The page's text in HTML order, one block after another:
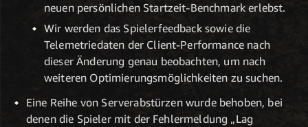
neuen persönlichen Startzeit-Benchmark erlebst.
Wir werden das Spielerfeedback sowie die
Telemetriedaten der Client-Performance nach
dieser Änderung genau beobachten, um nach
weiteren Optimierungsmöglichkeiten zu suchen.
Eine Reihe von Serverabstürzen wurde behoben, bei
denen die Spieler mit der Fehlermeldung „Lag